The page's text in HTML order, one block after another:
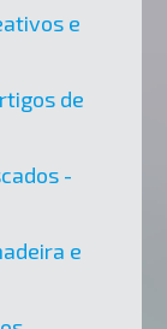
e
de
-
e